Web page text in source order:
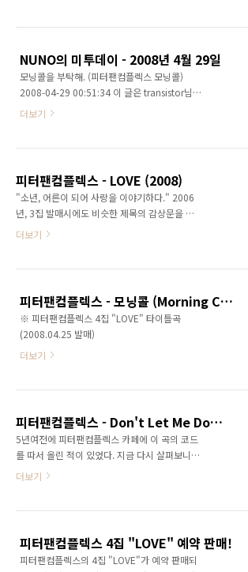
공연은 단순히 연주만 하는 것이 아니라, 피터팬
컴플렉스의 영상회 및 팬미팅을 겸하는 공연이
다. 게스트는 이번 4집 앨범에서 의 코러스 및 의
듀엣으로 참여한 우미진씨가 함께 한다.
NUNO의 미투데이 - 2008년 4월 29일
모닝콜을 부탁해. (피터팬컴플렉스 모닝콜)
2008-04-29 00:51:34 이 글은 transistor님의
2008년 4월 29일의 미투데이 내용입니다.
더보기
피터팬컴플렉스 - LOVE (2008)
"소년, 어른이 되어 사랑을 이야기하다." 2006
년, 3집 발매시에도 비슷한 제목의 감상문을 쓴
적이 있었다. '소년, 사춘기를 지나 어른이 되
이상 어린아이가 아닌 '어른 피터팬'이 되었다.
앨범에는 모두 9곡이 수록 되어 있고, 러닝타임
은 33분을 조금 넘긴다. 물론 러닝타임이 짧다고
해서 앨범의 음악적인 완성도가 떨어진다고 할
수는 없다. 모든 곡들은 한곡 한곡 정성이 담겨져
안에 피아노 죽이게 치는 방법'과의 연계도 되어
낌의 타이틀곡 부터 피터팬컴플렉스가 만들어
지..
더보기
피터팬컴플렉스 - 모닝콜 (Morning Call)
※ 피터팬컴플렉스 4집 "LOVE" 타이틀곡
(2008.04.25 발매)
더보기
피터팬컴플렉스 - Don't Let Me Down (코드표)
5년여전에 피터팬컴플렉스 카페에 이 곡의 코드
를 따서 올린 적이 있었다. 지금 다시 살펴보니
살짝 수정할 부분이 있는 것 같아서 손을 좀 봤
더보기
피터팬컴플렉스 4집 "LOVE" 예약 판매!
피터팬컴플렉스의 4집 "LOVE"가 예약 판매되